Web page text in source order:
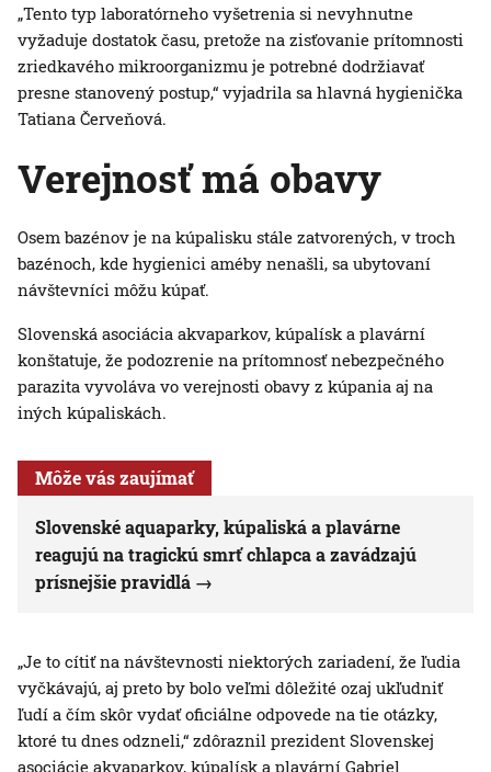
„Tento typ laboratórneho vyšetrenia si nevyhnutne
vyžaduje dostatok času, pretože na zisťovanie prítomnosti
zriedkavého mikroorganizmu je potrebné dodržiavať
presne stanovený postup,“ vyjadrila sa hlavná hygienička
Tatiana Červeňová.
Verejnosť má obavy
Osem bazénov je na kúpalisku stále zatvorených, v troch
bazénoch, kde hygienici améby nenašli, sa ubytovaní
návštevníci môžu kúpať.
Slovenská asociácia akvaparkov, kúpalísk a plavární
konštatuje, že podozrenie na prítomnosť nebezpečného
parazita vyvoláva vo verejnosti obavy z kúpania aj na
iných kúpaliskách.
Môže vás zaujímať
Slovenské aquaparky, kúpaliská a plavárne
reagujú na tragickú smrť chlapca a zavádzajú
prísnejšie pravidlá
„Je to cítiť na návštevnosti niektorých zariadení, že ľudia
vyčkávajú, aj preto by bolo veľmi dôležité ozaj ukľudniť
ľudí a čím skôr vydať oficiálne odpovede na tie otázky,
ktoré tu dnes odzneli,“ zdôraznil prezident Slovenskej
asociácie akvaparkov, kúpalísk a plavární Gabriel